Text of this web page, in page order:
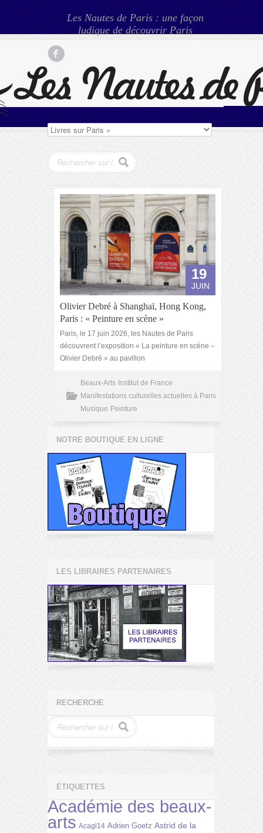
Les Nautes de Paris : une façon
ludique de découvrir Paris
19
JUIN
Olivier Debré à Shanghaï, Hong Kong,
Paris : « Peinture en scène »
Paris, le 17 juin 2026, les Nautes de Paris
découvrent l’exposition « La peinture en scène –
Olivier Debré » au pavillon
Beaux-Arts Institut de France
Manifestations culturelles actuelles à Paris
Musique Peinture
NOTRE BOUTIQUE EN LIGNE
LES LIBRAIRES PARTENAIRES
RECHERCHE
ÉTIQUETTES
Académie des beaux-
arts Acagl14 Adrien Goetz Astrid de la